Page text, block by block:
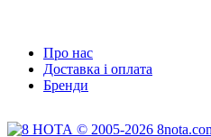
Про нас
Доставка і оплата
Бренди